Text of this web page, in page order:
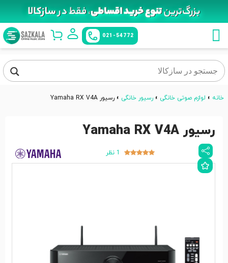
021-54772
خانه » لوازم صوتی خانگی » رسیور خانگی » رسیور Yamaha RX V4A
رسیور Yamaha RX V4A
1 نظر